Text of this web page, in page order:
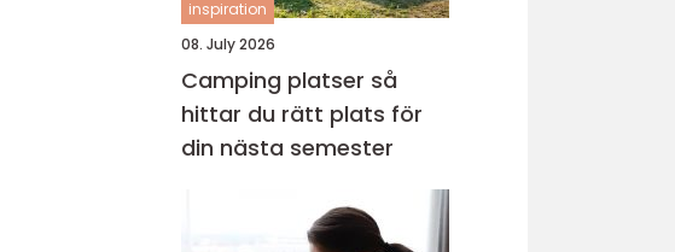
inspiration
08. July 2026
Camping platser så
hittar du rätt plats för
din nästa semester